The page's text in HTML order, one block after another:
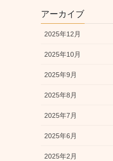
アーカイブ
2025年12月
2025年10月
2025年9月
2025年8月
2025年7月
2025年6月
2025年2月